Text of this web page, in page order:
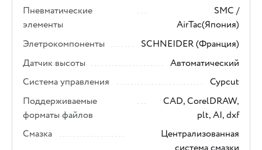
Пневматические
элементы
SMC /
AirTac(Япония)
Элетрокомпоненты
SCHNEIDER (Франция)
Датчик высоты
Автоматический
Система управления
Cypcut
Поддерживаемые
форматы файлов
CAD, CorelDRAW,
plt, AI, dxf
Смазка
Централизованная